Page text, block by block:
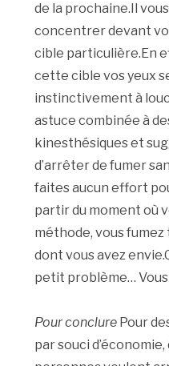
de la prochaine.Il
concentrer devant
cible particulière.En
cette cible vos yeux
instinctivement à
astuce combinée à
kinesthésiques et
d’arrêter de fumer
faites aucun effort
partir du moment où
méthode, vous
dont vous avez
petit problème… Vous
Pour conclure Pour
par souci